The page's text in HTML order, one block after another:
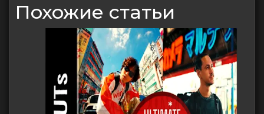
Похожие статьи